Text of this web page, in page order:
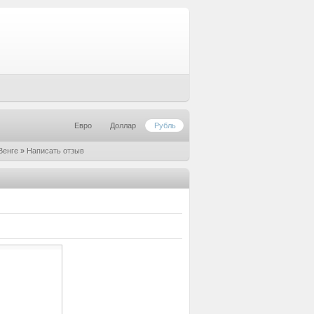
Евро Доллар Рубль
» Написать отзыв